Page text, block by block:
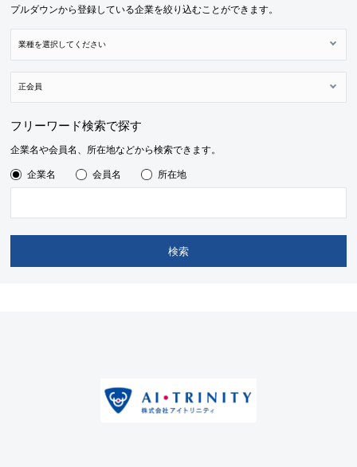
プルダウンから登録している企業を絞り込むことができます。
フリーワード検索で探す
企業名や会員名、所在地などから検索できます。
企業名 会員名 所在地
検索